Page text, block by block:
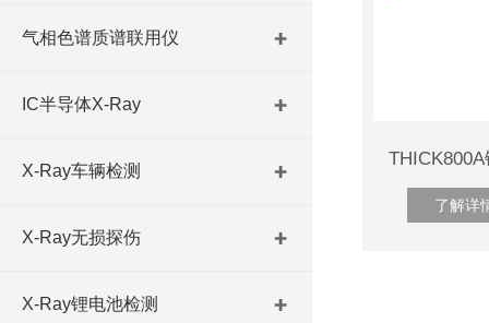
气相色谱质谱联用仪
IC半导体X-Ray
X-Ray车辆检测
X-Ray无损探伤
X-Ray锂电池检测
了解详